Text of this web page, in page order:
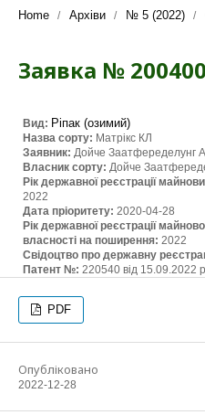
Home / Архіви / № 5 (2022) /
Заявка №
Вид: Ріпак (озимий)
Назва сорту: Матрікс КЛ
Заявник: Дойче Заатфеределунг
Власник сорту: Дойче
Рік державної реєстрації
2022
Дата пріоритету: 2020-04-28
Рік державної реєстрації
власності на поширення: 2022
Свідоцтво про державну
Патент №: 220540 від 15.09.2022
PDF
Опубліковано
2022-12-28